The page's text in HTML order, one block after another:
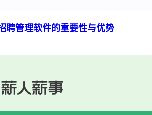
聘管理软件的重要性与优势